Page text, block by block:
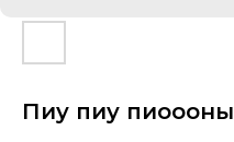
Пиу пиу пиоооны